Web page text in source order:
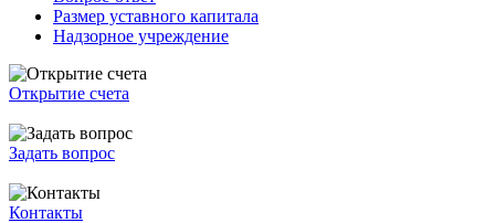
Размер уставного капитала
Надзорное учреждение
Открытие счета
Задать вопрос
Контакты